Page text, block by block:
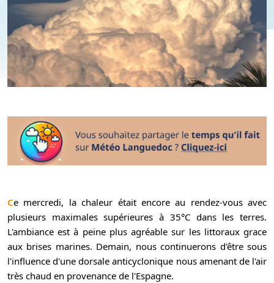
Ce mercredi, la chaleur était encore au rendez-vous avec
plusieurs maximales supérieures à 35°C dans les terres.
L'ambiance est à peine plus agréable sur les littoraux grace
aux brises marines. Demain, nous continuerons d'être sous
l'influence d'une dorsale anticyclonique nous amenant de l'air
très chaud en provenance de l'Espagne.